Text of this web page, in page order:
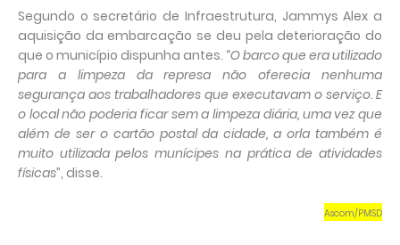
Segundo o secretário de Infraestrutura, Jammys Alex a
aquisição da embarcação se deu pela deterioração do
que o município dispunha antes. “O barco que era utilizado
para a limpeza da represa não oferecia nenhuma
segurança aos trabalhadores que executavam o serviço. E
o local não poderia ficar sem a limpeza diária, uma vez que
além de ser o cartão postal da cidade, a orla também é
muito utilizada pelos munícipes na prática de atividades
físicas”, disse.
Ascom/PMSD